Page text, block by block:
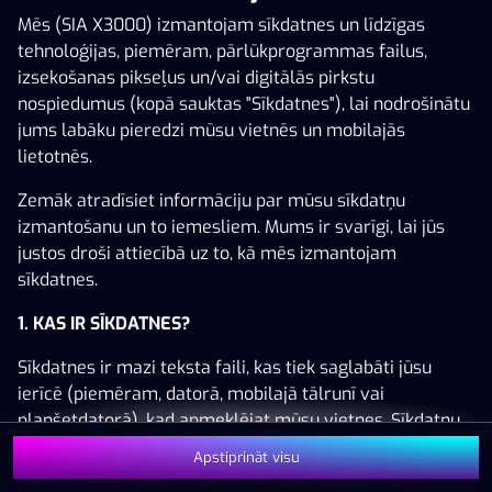
Šai spēlei nav pieejama demo versija. Lūdzu,
pieslēdzies, lai spēlētu ar īstu naudu.
Pieslēgties
Mēs (SIA X3000) izmantojam sīkdatnes un līdzīgas
tehnoloģijas, piemēram, pārlūkprogrammas failus,
izsekošanas pikseļus un/vai digitālās pirkstu
nospiedumus (kopā sauktas "Sīkdatnes"), lai nodrošinātu
jums labāku pieredzi mūsu vietnēs un mobilajās
lietotnēs.
Zemāk atradīsiet informāciju par mūsu sīkdatņu
izmantošanu un to iemesliem. Mums ir svarīgi, lai jūs
justos droši attiecībā uz to, kā mēs izmantojam
sīkdatnes.
1. KAS IR SĪKDATNES?
Sīkdatnes ir mazi teksta faili, kas tiek saglabāti jūsu
ierīcē (piemēram, datorā, mobilajā tālrunī vai
planšetdatorā), kad apmeklējat mūsu vietnes. Sīkdatņu
izvietošana ļauj mums jūs atpazīt un saprast, kā jūs
izmantojat mūsu vietnes, kas palīdz mums uzlabot jūsu
Apstiprināt visu